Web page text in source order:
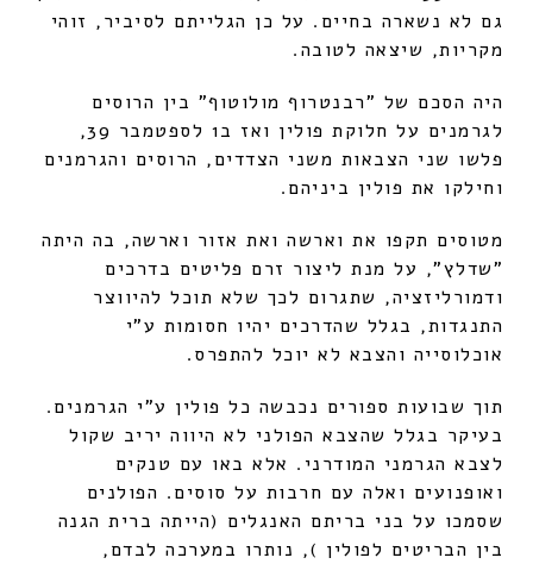
גם לא נשארה בחיים. על כן הגלייתם לסיביר, זוהי
מקריות, שיצאה לטובה.
היה הסכם של "רבנטרוף מולוטוף" בין הרוסים
לגרמנים על חלוקת פולין ואז ב1 לספטמבר 39,
פלשו שני הצבאות משני הצדדים, הרוסים והגרמנים
וחילקו את פולין ביניהם.
מטוסים תקפו את וארשה ואת אזור וארשה, בה היתה
"שדלץ", על מנת ליצור זרם פליטים בדרכים
ודמורליזציה, שתגרום לכך שלא תוכל להיווצר
התנגדות, בגלל שהדרכים יהיו חסומות ע"י
אוכלוסייה והצבא לא יוכל להתפרס.
תוך שבועות ספורים נכבשה כל פולין ע"י הגרמנים.
בעיקר בגלל שהצבא הפולני לא היווה יריב שקול
לצבא הגרמני המודרני. אלא באו עם טנקים
ואופנועים ואלה עם חרבות על סוסים. הפולנים
שסמכו על בני בריתם האנגלים (הייתה ברית הגנה
בין הבריטים לפולין ), נותרו במערכה לבדם,